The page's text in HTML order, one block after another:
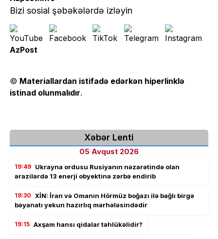
Bizi sosial şəbəkələrdə izləyin
AzPost
© Materiallardan istifadə edərkən hiperlinklə
istinad olunmalıdır.
Xəbər Lenti
05 Avqust 2026
19:49 Ukrayna ordusu Rusiyanın nəzarətində olan
ərazilərdə 13 enerji obyektinə zərbə endirib
19:30 XİN: İran və Omanın Hörmüz boğazı ilə bağlı birgə
bəyanatı yekun hazırlıq mərhələsindədir
19:15 Axşam hansı qidalar təhlükəlidir?